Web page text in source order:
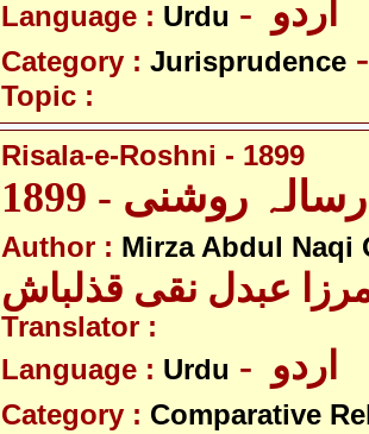
Language : Urdu
Category : Jurisprudence
Topic :
Risala-e-Roshni - 1899
Author : Mirza Abdul Naqi
عبدل نقی قذلباش
Translator :
Language : Urdu
Category : Comparative